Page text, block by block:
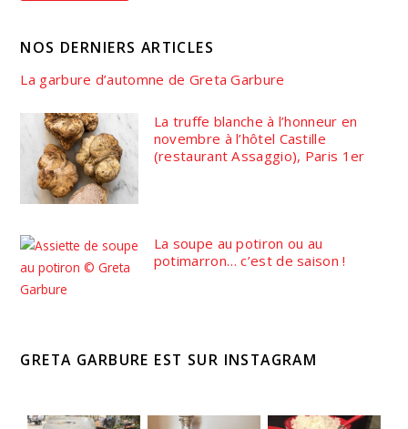
NOS DERNIERS ARTICLES
La garbure d’automne de Greta Garbure
La truffe blanche à l’honneur en
novembre à l’hôtel Castille
(restaurant Assaggio), Paris 1er
La soupe au potiron ou au
potimarron… c’est de saison !
GRETA GARBURE EST SUR INSTAGRAM